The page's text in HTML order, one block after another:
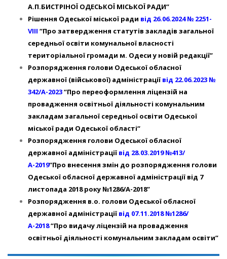
А.П.БИСТРІНОЇ ОДЕСЬКОЇ МІСЬКОЇ РАДИ”
Рішення Одеської міської ради від 26.06.2024 № 2251-
VIII “Про затвердження статутів закладів загальної
середньої освіти комунальної власності
територіальної громади м. Одеси у новій редакції”
Розпорядження голови Одеської обласної
державної (військової) адміністрації від 22.06.2023 №
342/А-2023“Про переоформлення ліцензій на
провадження освітньої діяльності комунальним
закладам загальної середньої освіти Одеської
міської ради Одеської області“
Розпорядження голови Одеської обласної
державної адміністрації від 28.03.2019 №413/
А-2019“Про внесення змін до розпорядження голови
Одеської обласної державної адміністрації від 7
листопада 2018 року №1286/А-2018”
Розпорядження в.о. голови Одеської обласної
державної адміністрації від 07.11.2018 №1286/
А-2018“Про видачу ліцензій на провадження
освітньої діяльності комунальним закладам освіти”